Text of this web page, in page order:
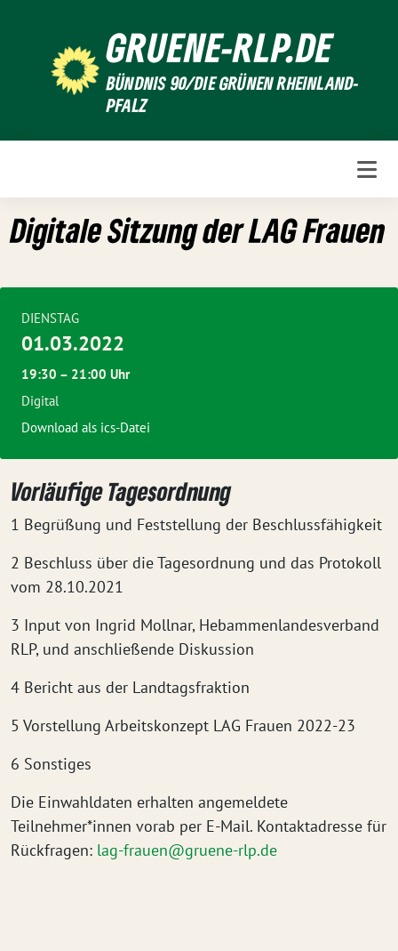
GRUENE-RLP.DE
BÜNDNIS 90/DIE GRÜNEN RHEINLAND-
PFALZ
Digitale Sitzung der LAG Frauen
Vorläufige Tagesordnung
1 Begrüßung und Feststellung der Beschlussfähigkeit
2 Beschluss über die Tagesordnung und das Protokoll
vom 28.10.2021
3 Input von Ingrid Mollnar, Hebammenlandesverband
RLP, und anschließende Diskussion
4 Bericht aus der Landtagsfraktion
5 Vorstellung Arbeitskonzept LAG Frauen 2022-23
6 Sonstiges
Die Einwahldaten erhalten angemeldete
Teilnehmer*innen vorab per E-Mail. Kontaktadresse für
Rückfragen: lag-frauen@gruene-rlp.de
DIENSTAG
01.03.2022
19:30 – 21:00 Uhr
Digital
Download als ics-Datei